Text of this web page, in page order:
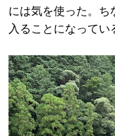
には気を使った。ち
入ることになってい